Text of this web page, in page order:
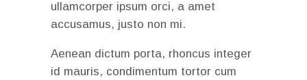
ullamcorper ipsum orci, a amet
accusamus, justo non mi.
Aenean dictum porta, rhoncus integer
id mauris, condimentum tortor cum